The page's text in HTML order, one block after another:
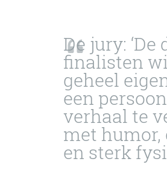
De jury: ‘De
finalisten
geheel
een
verhaal te
met humor,
en sterk